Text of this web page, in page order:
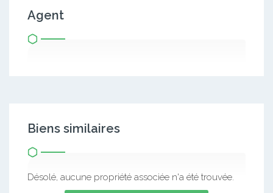
Agent
Biens similaires
Désolé, aucune propriété associée n'a été trouvée.